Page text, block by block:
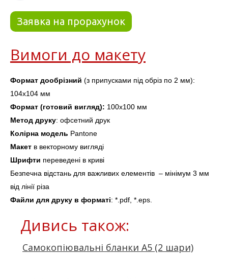
Заявка на прорахунок
Вимоги до макету
Формат дообрізний (з припусками під обріз по 2 мм
104х104 мм
Формат (готовий вигляд): 100х100 мм
Метод друку: офсетний друк
Колірна модель Pantone
Макет в векторному вигляді
Шрифти переведені в криві
Безпечна відстань для важливих елементів  – мінімум 3 мм
від лінії різа
Файли для друку в форматі: *.pdf, *.eps.
Дивись також:
Самокопіювальні бланки А5 (2 шари)